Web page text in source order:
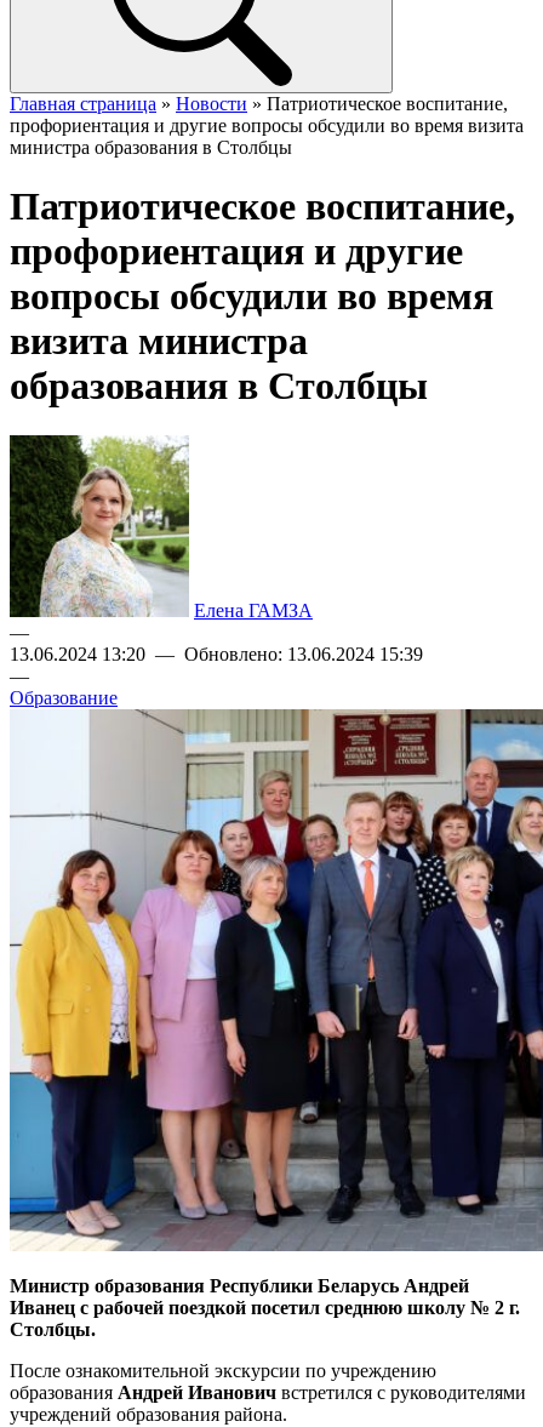
Главная страница » Новости » Патриотическое воспитание,
профориентация и другие вопросы обсудили во время визита
министра образования в Столбцы
Патриотическое воспитание,
профориентация и другие
вопросы обсудили во время
визита министра
образования в Столбцы
Елена ГАМЗА
—
13.06.2024 13:20 — Обновлено: 13.06.2024 15:39
—
Образование
Министр образования Республики Беларусь Андрей
Иванец с рабочей поездкой посетил среднюю школу № 2 г.
Столбцы.
После ознакомительной экскурсии по учреждению
образования Андрей Иванович встретился с руководителями
учреждений образования района.